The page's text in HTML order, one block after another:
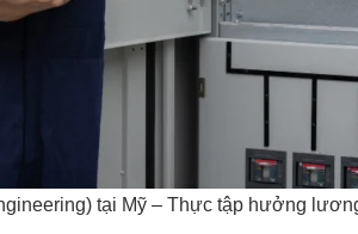
tại Mỹ – Thực tập hưởng